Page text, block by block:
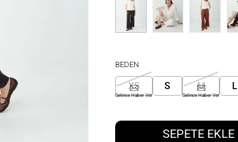
BEDEN
XS
Gelince Haber Ver
S M
Gelince Haber Ver
L
SEPETE EKLE